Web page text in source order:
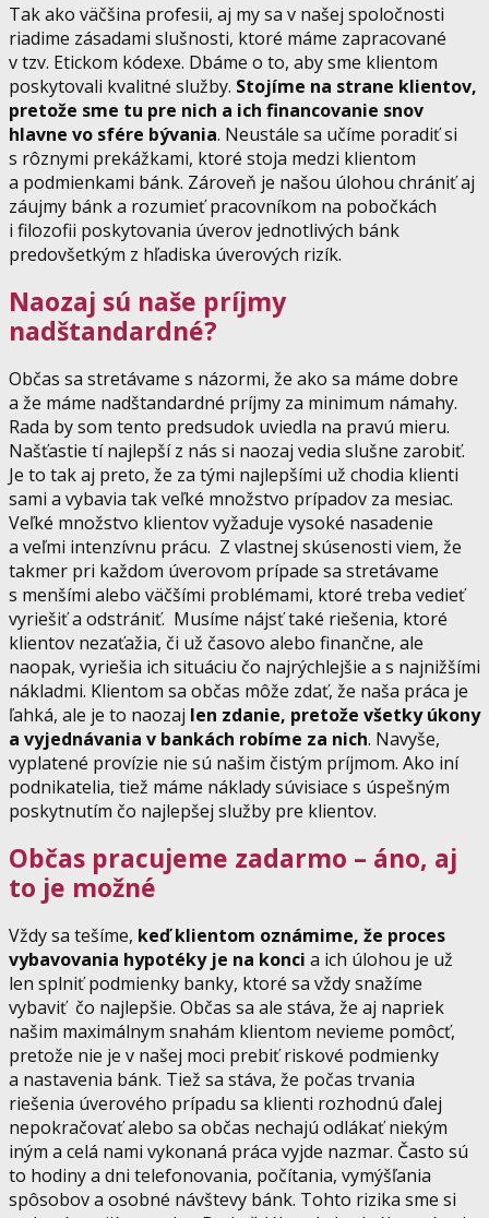
Tak ako väčšina profesii, aj my sa v našej spoločnosti
riadime zásadami slušnosti, ktoré máme zapracované
v tzv. Etickom kódexe. Dbáme o to, aby sme klientom
poskytovali kvalitné služby. Stojíme na strane klientov,
pretože sme tu pre nich a ich financovanie snov
hlavne vo sfére bývania. Neustále sa učíme poradiť si
s rôznymi prekážkami, ktoré stoja medzi klientom
a podmienkami bánk. Zároveň je našou úlohou chrániť aj
záujmy bánk a rozumieť pracovníkom na pobočkách
i filozofii poskytovania úverov jednotlivých bánk
predovšetkým z hľadiska úverových rizík.
Naozaj sú naše príjmy
nadštandardné?
Občas sa stretávame s názormi, že ako sa máme dobre
a že máme nadštandardné príjmy za minimum námahy.
Rada by som tento predsudok uviedla na pravú mieru.
Našťastie tí najlepší z nás si naozaj vedia slušne zarobiť.
Je to tak aj preto, že za tými najlepšími už chodia klienti
sami a vybavia tak veľké množstvo prípadov za mesiac.
Veľké množstvo klientov vyžaduje vysoké nasadenie
a veľmi intenzívnu prácu. Z vlastnej skúsenosti viem, že
takmer pri každom úverovom prípade sa stretávame
s menšími alebo väčšími problémami, ktoré treba vedieť
vyriešiť a odstrániť. Musíme nájsť také riešenia, ktoré
klientov nezaťažia, či už časovo alebo finančne, ale
naopak, vyriešia ich situáciu čo najrýchlejšie a s najnižšími
nákladmi. Klientom sa občas môže zdať, že naša práca je
ľahká, ale je to naozaj len zdanie, pretože všetky úkony
a vyjednávania v bankách robíme za nich. Navyše,
vyplatené provízie nie sú našim čistým príjmom. Ako iní
podnikatelia, tiež máme náklady súvisiace s úspešným
poskytnutím čo najlepšej služby pre klientov.
Občas pracujeme zadarmo – áno, aj
to je možné
Vždy sa tešíme, keď klientom oznámime, že proces
vybavovania hypotéky je na konci a ich úlohou je už
len splniť podmienky banky, ktoré sa vždy snažíme
vybaviť čo najlepšie. Občas sa ale stáva, že aj napriek
našim maximálnym snahám klientom nevieme pomôcť,
pretože nie je v našej moci prebiť riskové podmienky
a nastavenia bánk. Tiež sa stáva, že počas trvania
riešenia úverového prípadu sa klienti rozhodnú ďalej
nepokračovať alebo sa občas nechajú odlákať niekým
iným a celá nami vykonaná práca vyjde nazmar. Často sú
to hodiny a dni telefonovania, počítania, vymýšľania
spôsobov a osobné návštevy bánk. Tohto rizika sme si